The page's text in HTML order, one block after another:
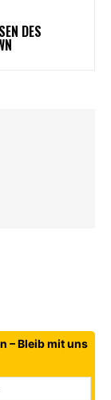
DES
– Bleib mit uns